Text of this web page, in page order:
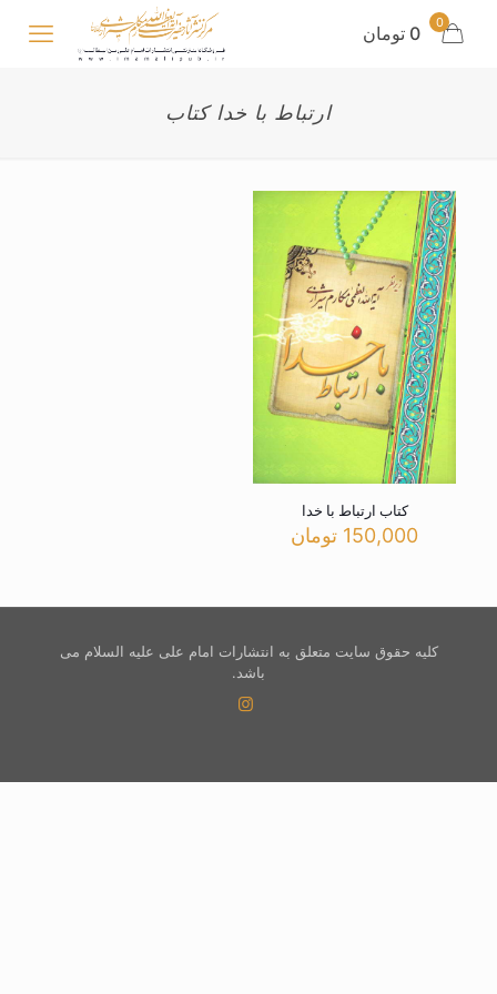
0 0 تومان
ارتباط با خدا کتاب
کتاب ارتباط با خدا
150,000 تومان
کلیه حقوق سایت متعلق به انتشارات امام علی علیه السلام می
باشد.